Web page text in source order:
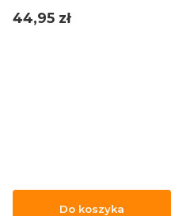
Cena
44,95 zł
Do koszyka